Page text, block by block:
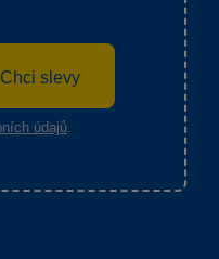
Chci slevy
údajů.